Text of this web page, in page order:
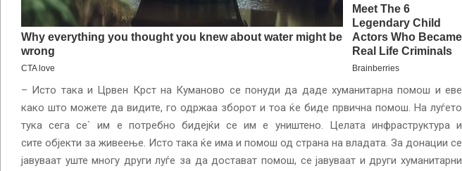
– Исто така и Црвен Крст на Куманово се понуди да даде хуманитарна помош и еве
како што можете да видите, го одржаа зборот и тоа ќе биде првична помош. На луѓето
тука сега се` им е потребно бидејќи се им е уништено. Целата инфраструктура и
сите објекти за живеење. Исто така ќе има и помош од страна на владата. За донации се
јавуваат уште многу други луѓе за да достават помош, се јавуваат и други хуманитарни